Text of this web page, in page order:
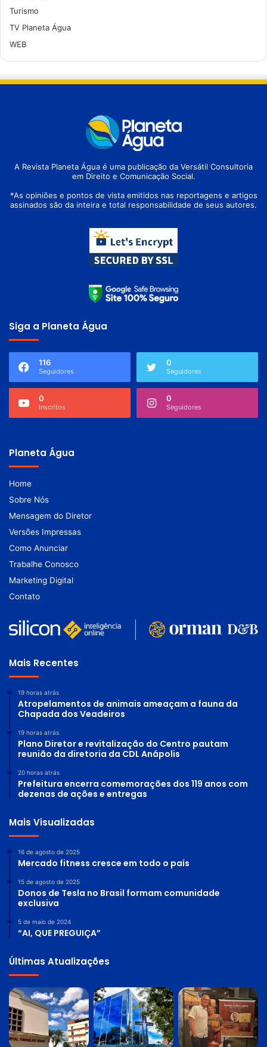
Turismo
TV Planeta Água
WEB
A Revista Planeta Água é uma publicação da Versátil Consultoria
em Direito e Comunicação Social.
*As opiniões e pontos de vista emitidos nas reportagens e artigos
assinados são da inteira e total responsabilidade de seus autores.
Siga a Planeta Água
116
Seguidores
0
Seguidores
0
Inscritos
0
Seguidores
Planeta Água
Home
Sobre Nós
Mensagem do Diretor
Versões Impressas
Como Anunciar
Trabalhe Conosco
Marketing Digital
Contato
Mais Recentes
19 horas atrás
Atropelamentos de animais ameaçam a fauna da
Chapada dos Veadeiros
19 horas atrás
Plano Diretor e revitalização do Centro pautam
reunião da diretoria da CDL Anápolis
20 horas atrás
Prefeitura encerra comemorações dos 119 anos com
dezenas de ações e entregas
Mais Visualizadas
16 de agosto de 2025
Mercado fitness cresce em todo o país
15 de agosto de 2025
Donos de Tesla no Brasil formam comunidade
exclusiva
5 de maio de 2024
“AI, QUE PREGUIÇA”
Últimas Atualizações